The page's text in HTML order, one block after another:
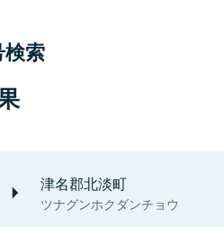
索
津名郡北淡町
ツナグンホクダンチョウ